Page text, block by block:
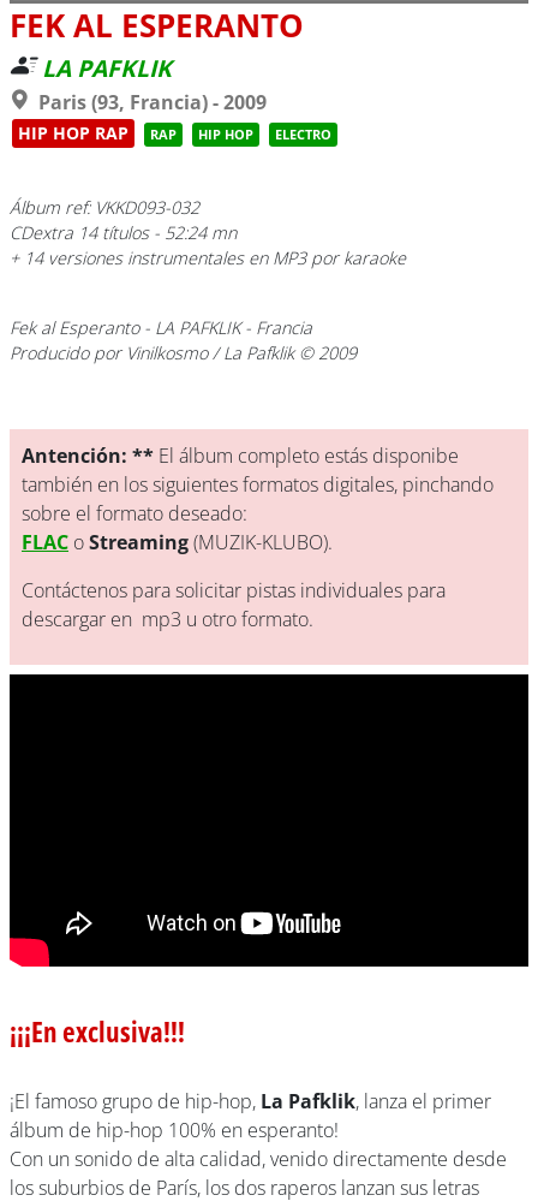
FEK AL ESPERANTO
LA PAFKLIK
Paris (93, Francia) - 2009
HIP HOP RAP RAP HIP HOP ELECTRO
Álbum ref: VKKD093-032
CDextra 14 títulos - 52:24 mn
+ 14 versiones instrumentales en MP3 por karaoke
Fek al Esperanto- LA PAFKLIK - Francia
Producido por Vinilkosmo / La Pafklik © 2009
Antención: ** El álbum completo estás disponibe
también en los siguientes formatos digitales, pinchando
sobre el formato deseado:
FLAC oStreaming(MUZIK-KLUBO).
Contáctenos para solicitar pistas individuales para
descargar en mp3 u otro formato.
¡¡¡En exclusiva!!!
¡El famoso grupo de hip-hop, La Pafklik, lanza el primer
álbum de hip-hop 100% en esperanto!
Con un sonido de alta calidad, venido directamente desde
los suburbios de París, los dos raperos lanzan sus letras